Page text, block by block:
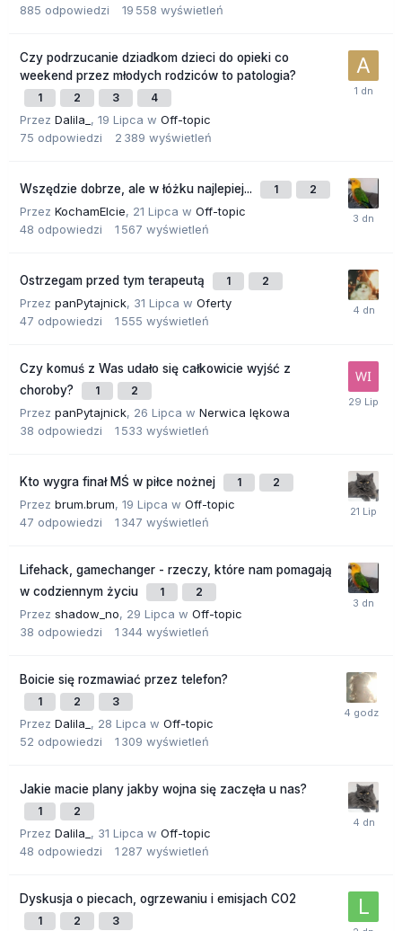
885 odpowiedzi 19 558 wyświetleń
Czy podrzucanie dziadkom dzieci do opieki co
weekend przez młodych rodziców to patologia?
1 2 3 4
Przez Dalila_ , 19 Lipca w Off-topic
75 odpowiedzi 2 389 wyświetleń
Wszędzie dobrze, ale w łóżku najlepiej... 1 2
Przez KochamElcie, 21 Lipca w Off-topic
48 odpowiedzi 1 567 wyświetleń
Ostrzegam przed tym terapeutą 1 2
Przez panPytajnick, 31 Lipca w Oferty
47 odpowiedzi 1 555 wyświetleń
Czy komuś z Was udało się całkowicie wyjść z
choroby?
1 2
Przez panPytajnick, 26 Lipca w Nerwica lękowa
38 odpowiedzi 1 533 wyświetleń
Kto wygra finał MŚ w piłce nożnej 1 2
Przez brum.brum, 19 Lipca w Off-topic
47 odpowiedzi 1 347 wyświetleń
Lifehack, gamechanger - rzeczy, które nam pomagają
w codziennym życiu
1 2
Przez shadow_no, 29 Lipca w Off-topic
38 odpowiedzi 1 344 wyświetleń
Boicie się rozmawiać przez telefon?
1 2 3
Przez Dalila_ , 28 Lipca w Off-topic
52 odpowiedzi 1 309 wyświetleń
Jakie macie plany jakby wojna się zaczęła u nas?
1 2
Przez Dalila_ , 31 Lipca w Off-topic
48 odpowiedzi 1 287 wyświetleń
Dyskusja o piecach, ogrzewaniu i emisjach CO2
1 2 3